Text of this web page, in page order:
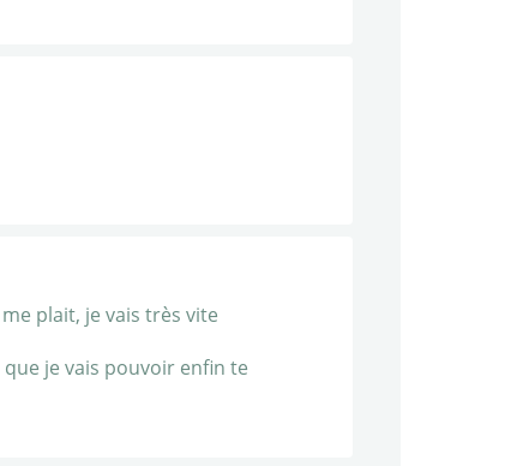
plait, je vais très vite
que je vais pouvoir enfin te